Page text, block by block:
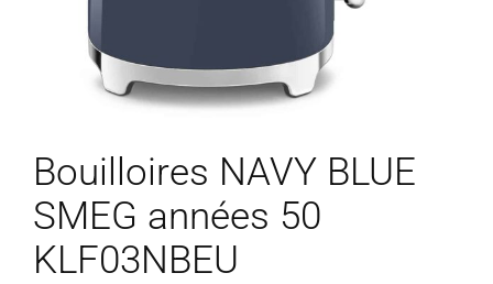
Bouilloires NAVY BLUE
SMEG années 50
KLF03NBEU